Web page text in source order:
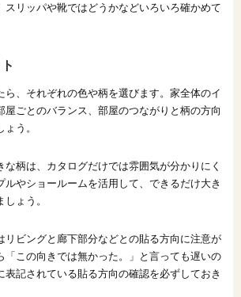
スリッパや靴ではどうかなどいろいろ確かめて
ら、それぞれの色や柄を選びます。家全体のイ
屋ごとのバランス、部屋のつながりと柄の方向
う。
な柄は、カタログだけでは雰囲気が分かりにく
ルやショールームを活用して、できるだけ大き
ょう。
リビングと廊下部分などとの貼る方向に注意が
「この向きでは無かった。」と言っても遅いの
表記されている貼る方向の確認を必ずしておき